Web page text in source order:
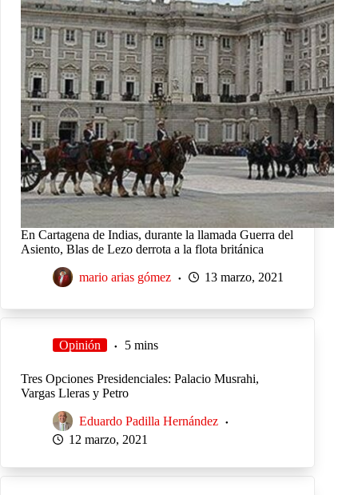
En Cartagena de Indias, durante la llamada Guerra del
Asiento, Blas de Lezo derrota a la flota británica
mario arias gómez 13 marzo, 2021
Opinión 5 mins
Tres Opciones Presidenciales: Palacio Musrahi,
Vargas Lleras y Petro
Eduardo Padilla Hernández
12 marzo, 2021